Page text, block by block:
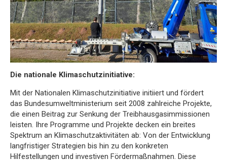
Die nationale Klimaschutzinitiative:
Mit der Nationalen Klimaschutzinitiative initiiert und fördert
das Bundesumweltministerium seit 2008 zahlreiche Projekte,
die einen Beitrag zur Senkung der Treibhausgasimmissionen
leisten. Ihre Programme und Projekte decken ein breites
Spektrum an Klimaschutzaktivitäten ab: Von der Entwicklung
langfristiger Strategien bis hin zu den konkreten
Hilfestellungen und investiven Fördermaßnahmen. Diese